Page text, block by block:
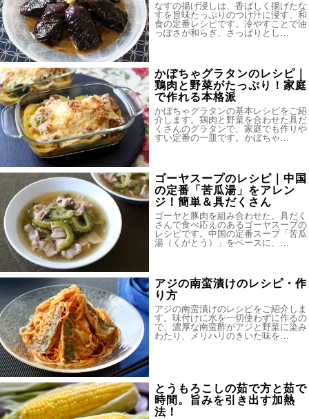
なすの揚げ浸しは、香ばしく揚げたな
すを旨味たっぷりのつけ汁に浸す、和
食の定番レシピです。冷やすことで油
っぽさが和らぎ、さっぱりとし…
かぼちゃグラタンのレシピ｜
鶏肉と野菜がたっぷり！家庭
で作れる本格派
かぼちゃグラタンの基本レシピをご紹
介します。鶏肉と野菜を合わせた具だ
くさんのグラタンで、家庭でも作りや
すい定番の一皿です。かぼちゃ…
ゴーヤスープのレシピ｜中国
の定番「苦瓜湯」をアレン
ジ！簡単＆具だくさん
ゴーヤと豚肉を組み合わせた、具だく
さんで食べ応えのあるゴーヤスープの
レシピです。中国の定番スープ「苦瓜
湯（くがとう）」をベースに、…
アジの南蛮漬けのレシピ・作
り方
アジの南蛮漬けのレシピをご紹介しま
す。味付けに水を一切使わずに作るの
で、濃厚な南蛮酢がアジと野菜に染み
わたり、メリハリのきいた味を…
とうもろこしの茹で方と茹で
時間。旨みを引き出す加熱
法！